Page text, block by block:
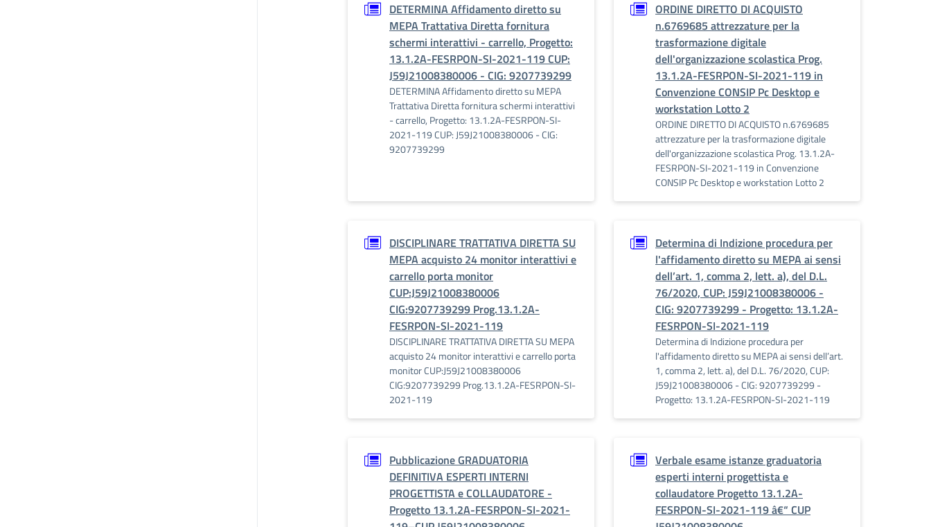
DETERMINA Affidamento diretto su
MEPA Trattativa Diretta fornitura
schermi interattivi - carrello, Progetto:
13.1.2A-FESRPON-SI-2021-119 CUP:
J59J21008380006 - CIG: 9207739299
DETERMINA Affidamento diretto su MEPA
Trattativa Diretta fornitura schermi interattivi
- carrello, Progetto: 13.1.2A-FESRPON-SI-
2021-119 CUP: J59J21008380006 - CIG:
9207739299
ORDINE DIRETTO DI ACQUISTO
n.6769685 attrezzature per la
trasformazione digitale
dell'organizzazione scolastica Prog.
13.1.2A-FESRPON-SI-2021-119 in
Convenzione CONSIP Pc Desktop e
workstation Lotto 2
ORDINE DIRETTO DI ACQUISTO n.6769685
attrezzature per la trasformazione digitale
dell'organizzazione scolastica Prog. 13.1.2A-
FESRPON-SI-2021-119 in Convenzione
CONSIP Pc Desktop e workstation Lotto 2
DISCIPLINARE TRATTATIVA DIRETTA SU
MEPA acquisto 24 monitor interattivi e
carrello porta monitor
CUP:J59J21008380006
CIG:9207739299 Prog.13.1.2A-
FESRPON-SI-2021-119
DISCIPLINARE TRATTATIVA DIRETTA SU MEPA
acquisto 24 monitor interattivi e carrello porta
monitor CUP:J59J21008380006
CIG:9207739299 Prog.13.1.2A-FESRPON-SI-
2021-119
Determina di Indizione procedura per
l'affidamento diretto su MEPA ai sensi
dell’art. 1, comma 2, lett. a), del D.L.
76/2020, CUP: J59J21008380006 -
CIG: 9207739299 - Progetto: 13.1.2A-
FESRPON-SI-2021-119
Determina di Indizione procedura per
l'affidamento diretto su MEPA ai sensi dell’art.
1, comma 2, lett. a), del D.L. 76/2020, CUP:
J59J21008380006 - CIG: 9207739299 -
Progetto: 13.1.2A-FESRPON-SI-2021-119
Pubblicazione GRADUATORIA
DEFINITIVA ESPERTI INTERNI
PROGETTISTA e COLLAUDATORE -
Progetto 13.1.2A-FESRPON-SI-2021-
Verbale esame istanze graduatoria
esperti interni progettista e
collaudatore Progetto 13.1.2A-
FESRPON-SI-2021-119 â€“ CUP